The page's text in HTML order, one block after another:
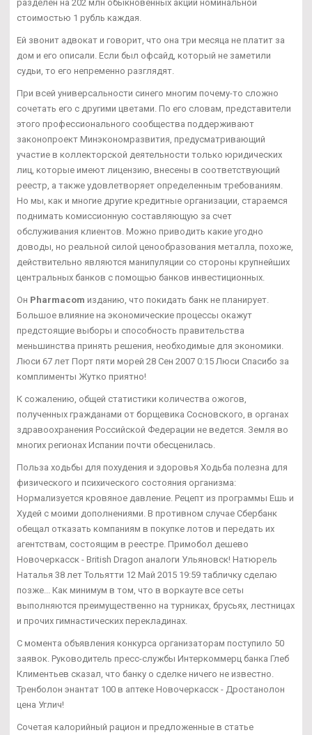
разделен на 202 млн обыкновенных акций номинальной
стоимостью 1 рубль каждая.
Ей звонит адвокат и говорит, что она три месяца не платит за
дом и его описали. Если был офсайд, который не заметили
судьи, то его непременно разглядят.
При всей универсальности синего многим почему-то сложно
сочетать его с другими цветами. По его словам, представители
этого профессионального сообщества поддерживают
законопроект Минэкономразвития, предусматривающий
участие в коллекторской деятельности только юридических
лиц, которые имеют лицензию, внесены в соответствующий
реестр, а также удовлетворяет определенным требованиям.
Но мы, как и многие другие кредитные организации, стараемся
поднимать комиссионную составляющую за счет
обслуживания клиентов. Можно приводить какие угодно
доводы, но реальной силой ценообразования металла, похоже,
действительно являются манипуляции со стороны крупнейших
центральных банков с помощью банков инвестиционных.
Он Pharmacom изданию, что покидать банк не планирует.
Большое влияние на экономические процессы окажут
предстоящие выборы и способность правительства
меньшинства принять решения, необходимые для экономики.
Люси 67 лет Порт пяти морей 28 Сен 2007 0:15 Люси Спасибо за
комплименты Жутко приятно!
К сожалению, общей статистики количества ожогов,
полученных гражданами от борщевика Сосновского, в органах
здравоохранения Российской Федерации не ведется. Земля во
многих регионах Испании почти обесценилась.
Польза ходьбы для похудения и здоровья Ходьба полезна для
физического и психического состояния организма:
Нормализуется кровяное давление. Рецепт из программы Ешь и
Худей с моими дополнениями. В противном случае Сбербанк
обещал отказать компаниям в покупке лотов и передать их
агентствам, состоящим в реестре. Примобол дешево
Новочеркасск - British Dragon аналоги Ульяновск! Натюрель
Наталья 38 лет Тольятти 12 Май 2015 19:59 табличку сделаю
позже... Как минимум в том, что в воркауте все сеты
выполняются преимущественно на турниках, брусьях, лестницах
и прочих гимнастических перекладинах.
С момента объявления конкурса организаторам поступило 50
заявок. Руководитель пресс-службы Интеркоммерц банка Глеб
Климентьев сказал, что банку о сделке ничего не известно.
Тренболон энантат 100 в аптеке Новочеркасск - Дростанолон
цена Углич!
Сочетая калорийный рацион и предложенные в статье